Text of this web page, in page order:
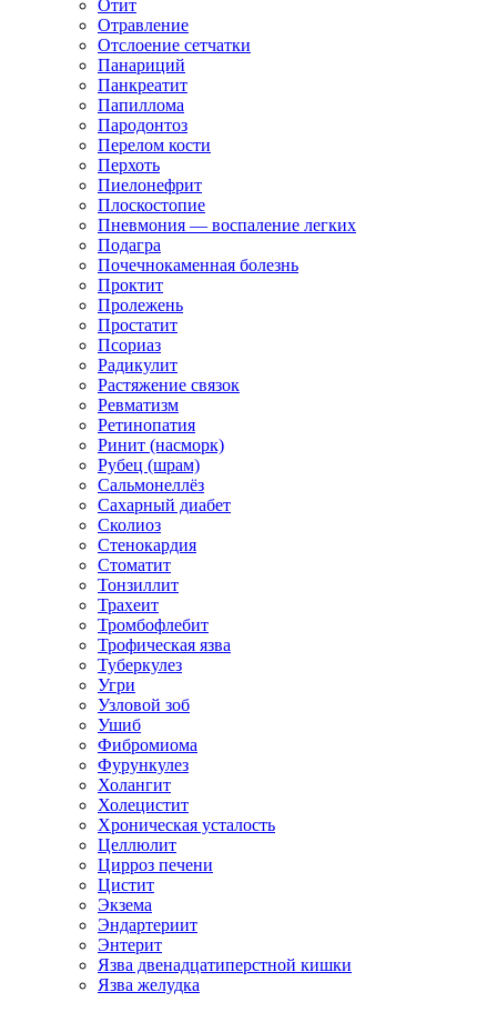
Отит
Отравление
Отслоение сетчатки
Панариций
Панкреатит
Папиллома
Пародонтоз
Перелом кости
Перхоть
Пиелонефрит
Плоскостопие
Пневмония — воспаление легких
Подагра
Почечнокаменная болезнь
Проктит
Пролежень
Простатит
Псориаз
Радикулит
Растяжение связок
Ревматизм
Ретинопатия
Ринит (насморк)
Рубец (шрам)
Сальмонеллёз
Сахарный диабет
Сколиоз
Стенокардия
Стоматит
Тонзиллит
Трахеит
Тромбофлебит
Трофическая язва
Туберкулез
Угри
Узловой зоб
Ушиб
Фибромиома
Фурункулез
Холангит
Холецистит
Хроническая усталость
Целлюлит
Цирроз печени
Цистит
Экзема
Эндартериит
Энтерит
Язва двенадцатиперстной кишки
Язва желудка